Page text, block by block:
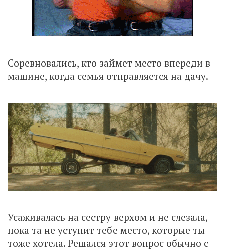
Соревновались, кто займет место впереди в
машине, когда семья отправляется на дачу.
Усаживалась на сестру верхом и не слезала,
пока та не уступит тебе место, которые ты
тоже хотела. Решался этот вопрос обычно с